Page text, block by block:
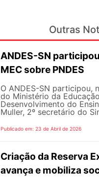
Outras
ANDES-SN
MEC sobre PNDES
O ANDES-SN participou,
do Ministério da
Desenvolvimento do
Muller, 2º secretário do
Publicado em: 23 de Abril de 2026
Criação da Reserva
avança e mobiliza